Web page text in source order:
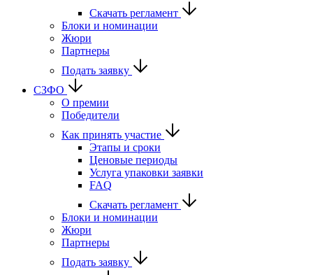
Скачать регламент
Блоки и номинации
Жюри
Партнеры
Подать заявку
СЗФО
О премии
Победители
Как принять участие
Этапы и сроки
Ценовые периоды
Услуга упаковки заявки
FAQ
Скачать регламент
Блоки и номинации
Жюри
Партнеры
Подать заявку